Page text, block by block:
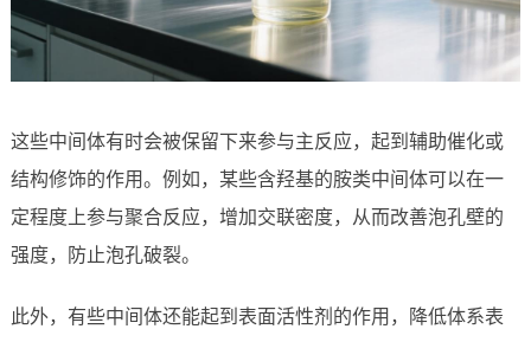
这些中间体有时会被保留下来参与主反应，起到辅助催化或
结构修饰的作用。例如，某些含羟基的胺类中间体可以在一
定程度上参与聚合反应，增加交联密度，从而改善泡孔壁的
强度，防止泡孔破裂。
此外，有些中间体还能起到表面活性剂的作用，降低体系表